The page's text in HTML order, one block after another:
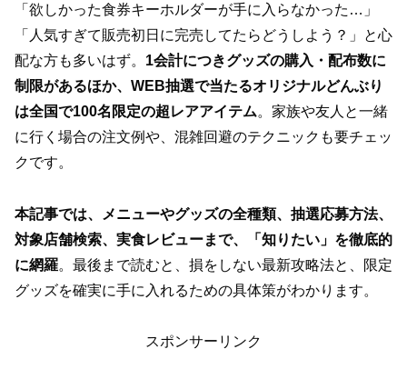
「欲しかった食券キーホルダーが手に入らなかった…」
「人気すぎて販売初日に完売してたらどうしよう？」と心
配な方も多いはず。 1会計につきグッズの購入・配布数に
制限があるほか、WEB抽選で当たるオリジナルどんぶり
は全国で100名限定の超レアアイテム。家族や友人と一緒
に行く場合の注文例や、混雑回避のテクニックも要チェッ
クです。
本記事では、メニューやグッズの全種類、抽選応募方法、
対象店舗検索、実食レビューまで、「知りたい」を徹底的
に網羅。最後まで読むと、損をしない最新攻略法と、限定
グッズを確実に手に入れるための具体策がわかります。
スポンサーリンク